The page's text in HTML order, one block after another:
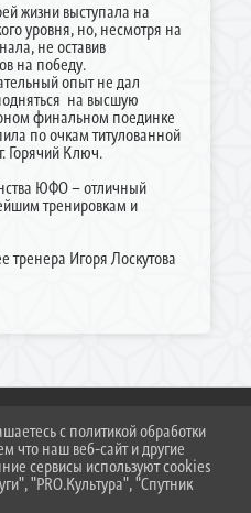
жизни выступала на
уровня, но, несмотря на
не оставив
на победу.
опыт не дал
на высшую
финальном поединке
по очкам титулованной
Горячий Ключ.
ЮФО – отличный
тренировкам и
тренера Игоря Лоскутова
с политикой обработки
что наш веб-сайт и другие
сервисы используют cookies
"PRO.Культура", "Спутник